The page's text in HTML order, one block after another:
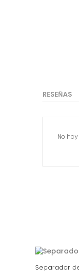
RESEÑAS
No
Separador